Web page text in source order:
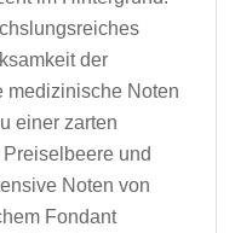
der
medizinische Noten
einer zarten
und
Noten von
Fondant